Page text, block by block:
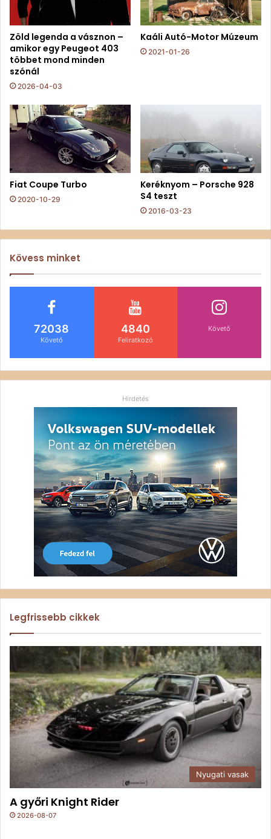
Zöld legenda a vásznon –
amikor egy Peugeot 403
többet mond minden
szónál
2026-04-03
Kaáli Autó-Motor Múzeum
2021-01-26
Fiat Coupe Turbo
2020-10-29
Keréknyom – Porsche 928
S4 teszt
2016-03-23
Kövess minket
72038
Követő
4840
Feliratkozó
Követő
Hirdetés
Legfrissebb cikkek
Nyugati vasak
A győri Knight Rider
2026-08-07